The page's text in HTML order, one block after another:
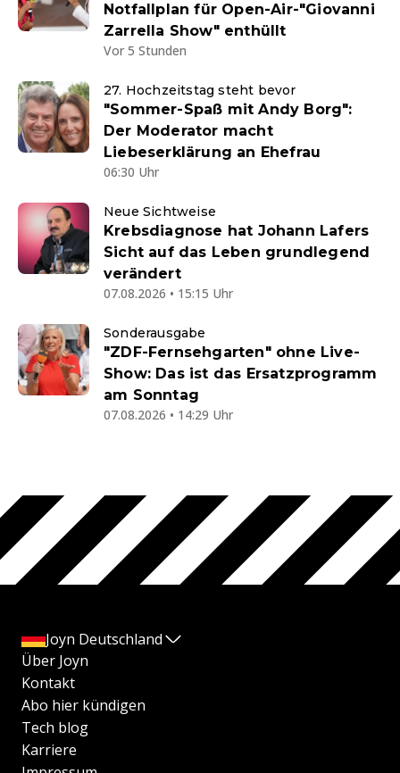
Notfallplan für Open-Air-"Giovanni
Zarrella Show" enthüllt
Vor 5 Stunden
27. Hochzeitstag steht bevor
"Sommer-Spaß mit Andy Borg":
Der Moderator macht
Liebeserklärung an Ehefrau
06:30 Uhr
Neue Sichtweise
Krebsdiagnose hat Johann Lafers
Sicht auf das Leben grundlegend
verändert
07.08.2026 • 15:15 Uhr
Sonderausgabe
"ZDF-Fernsehgarten" ohne Live-
Show: Das ist das Ersatzprogramm
am Sonntag
07.08.2026 • 14:29 Uhr
Joyn Deutschland
Über Joyn
Kontakt
Abo hier kündigen
Tech blog
Karriere